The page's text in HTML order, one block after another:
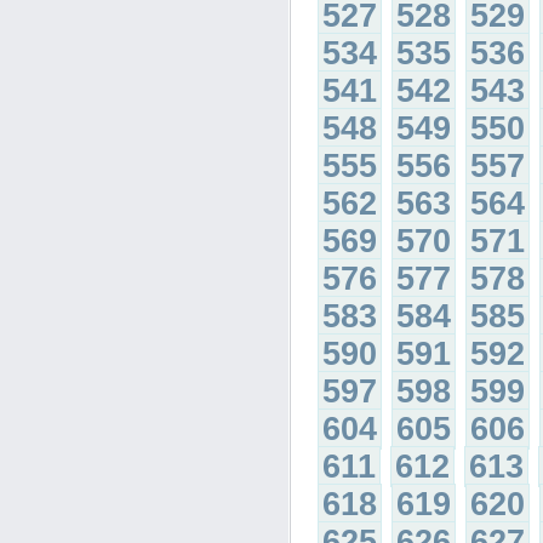
527 528 529
534 535 536
541 542 543
548 549 550
555 556 557
562 563 564
569 570 571
576 577 578
583 584 585
590 591 592
597 598 599
604 605 606
611 612 613
618 619 620